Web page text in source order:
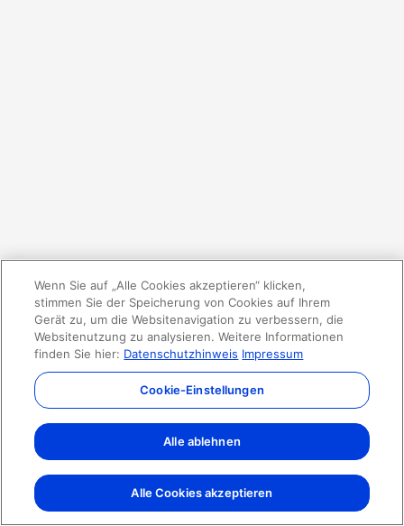
Wenn Sie auf „Alle Cookies akzeptieren“ klicken,
stimmen Sie der Speicherung von Cookies auf Ihrem
Gerät zu, um die Websitenavigation zu verbessern, die
Websitenutzung zu analysieren. Weitere Informationen
finden Sie hier: Datenschutzhinweis Impressum
Cookie-Einstellungen
Alle ablehnen
Alle Cookies akzeptieren